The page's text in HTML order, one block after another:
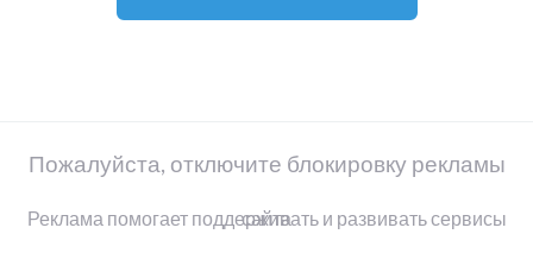
Пожалуйста, отключите блокировку рекламы
Реклама помогает поддерживать и развивать сервисы сайта